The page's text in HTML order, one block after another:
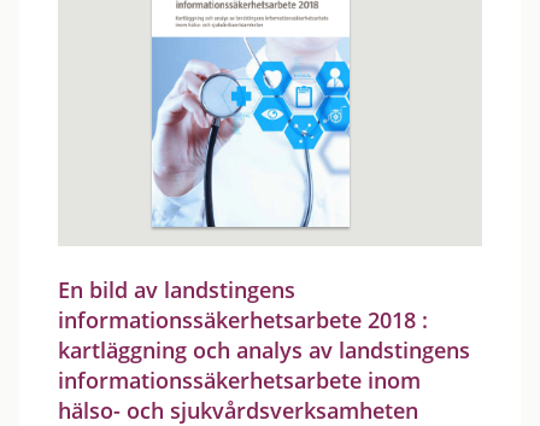
En bild av landstingens
informationssäkerhetsarbete 2018 :
kartläggning och analys av landstingens
informationssäkerhetsarbete inom
hälso- och sjukvårdsverksamheten